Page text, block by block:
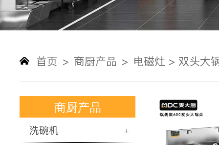
首页 > 商厨产品 > 电磁灶 > 双头大
商厨产品
洗碗机 +